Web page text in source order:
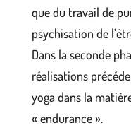
que du travail de
psychisation de
Dans la seconde
réalisations
yoga dans la
« endurance ».